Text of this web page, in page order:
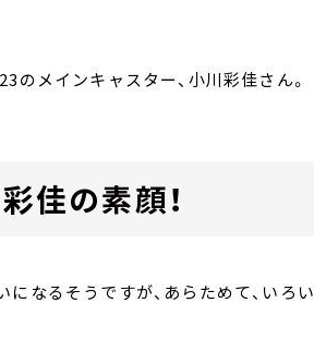
のメインキャスター、小川彩佳さん。
佳の素顔！
なるそうですが、あらためて、いろい